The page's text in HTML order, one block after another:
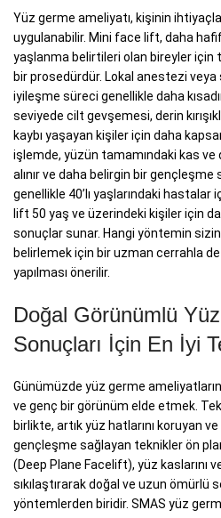
Yüz germe ameliyatı, kişinin
uygulanabilir. Mini face lift, daha
yaşlanma belirtileri olan bireyler için
bir prosedürdür. Lokal anestezi veya
iyileşme süreci genellikle daha
seviyede cilt gevşemesi, derin
kaybı yaşayan kişiler için daha
işlemde, yüzün tamamındaki kas ve
alınır ve daha belirgin bir gençleşme
genellikle 40’lı yaşlarındaki
lift 50 yaş ve üzerindeki kişiler için
sonuçlar sunar. Hangi yöntemin
belirlemek için bir uzman cerrahla
yapılması önerilir.
Doğal Görünümlü
Sonuçları İçin En İyi
Günümüzde yüz germe
ve genç bir görünüm elde etmek.
birlikte, artık yüz hatlarını koruyan
gençleşme sağlayan teknikler ön
(Deep Plane Facelift), yüz kaslarını
sıkılaştırarak doğal ve uzun ömürlü
yöntemlerden biridir. SMAS yüz